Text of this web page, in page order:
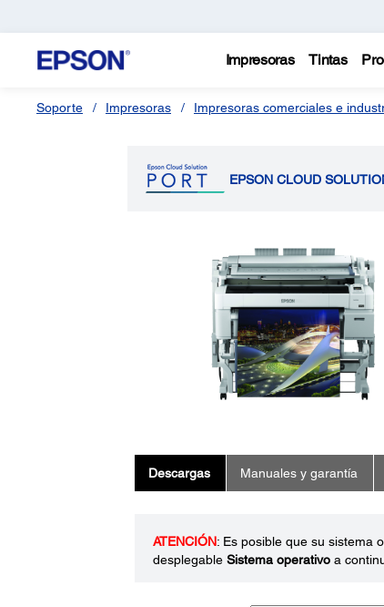
Impresoras Tintas
Soporte Impresoras Impresoras comerciales e
EPSON CLOUD
Descargas Manuales y garantía
ATENCIÓN: Es posible que su sistema
desplegable Sistema operativoa